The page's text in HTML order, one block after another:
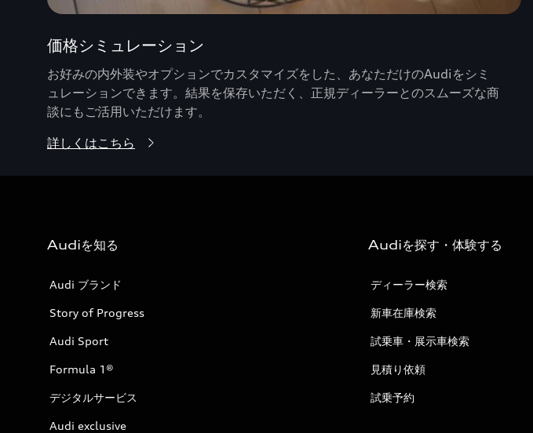
価格シミュレーション
お好みの内外装やオプションでカスタマイズをした、あなただけのAudiをシミ
ュレーションできます。結果を保存いただく、正規ディーラーとのスムーズな商
談にもご活用いただけます。
詳しくはこちら
Audiを知る
Audi ブランド
Story of Progress
Audi Sport
Formula 1®
デジタルサービス
Audi exclusive
Audiを探す・体験する
ディーラー検索
新車在庫検索
試乗車・展示車検索
見積り依頼
試乗予約